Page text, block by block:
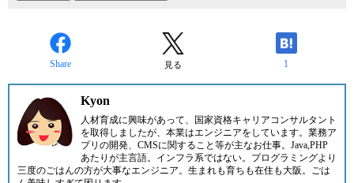
Share 見る 1
Kyon
人材育成に興味があって、国家資格キャリアコンサルタント
を取得しましたが、本業はエンジニアをしています。業務ア
プリの開発、CMSに関すること等が主なお仕事。Java,PHP
あたりが主言語。インフラ系ではない。プログラミングより
三度のごはんの方が大事なエンジニア。生まれも育ちも在住も大阪。ごは